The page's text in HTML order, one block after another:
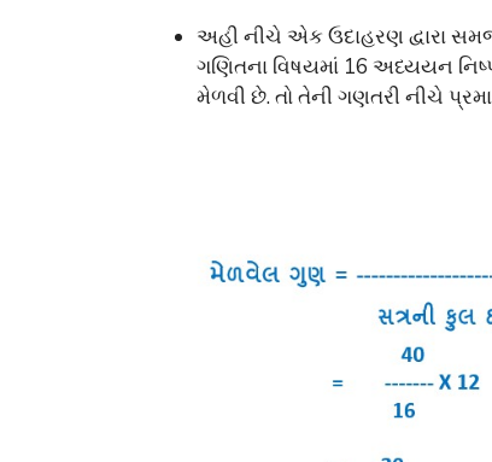
અહી નીચે એક ઉદાહરણ દ્વારા
ગણિતના વિષયમાં 16 અધ્યયન
મેળવી છે. તો તેની ગણતરી નીચે